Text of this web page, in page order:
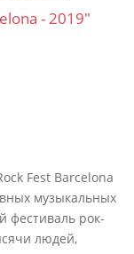
- 2019"
Fest Barcelona
музыкальных
фестиваль рок-
людей,